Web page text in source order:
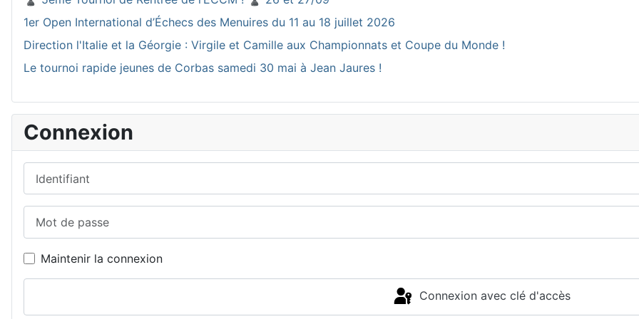
1er Open International d’Échecs des Menuires du 11 au 18 juillet 2026
Direction l'Italie et la Géorgie : Virgile et Camille aux Championnats et Coupe du Monde !
Le tournoi rapide jeunes de Corbas samedi 30 mai à Jean Jaures !
Connexion
Maintenir la connexion
Connexion avec clé d'accès